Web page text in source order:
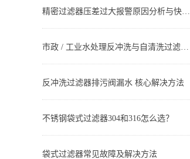
精密过滤器压差过大报警原因分析与快速处理方法
市政 / 工业水处理反冲洗与自清洗过滤器搭配方案设计与应用
反冲洗过滤器排污阀漏水 核心解决方法
不锈钢袋式过滤器304和316怎么选？
袋式过滤器常见故障及解决方法